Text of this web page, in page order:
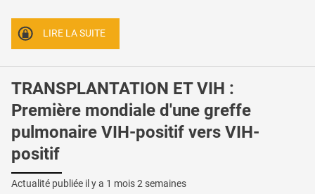
LIRE LA SUITE
TRANSPLANTATION ET VIH :
Première mondiale d'une greffe
pulmonaire VIH-positif vers VIH-
positif
Actualité publiée il y a 1 mois 2 semaines